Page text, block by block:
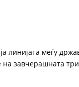
линијата меѓу
на завчерашната